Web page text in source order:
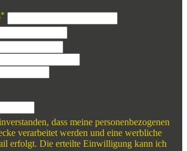
*
dass meine personenbezogenen
verarbeitet werden und eine werbliche
erfolgt. Die erteilte Einwilligung kann ich